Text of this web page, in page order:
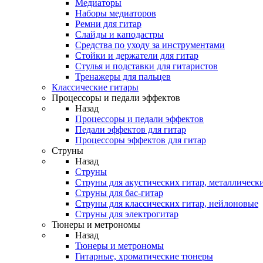
Медиаторы
Наборы медиаторов
Ремни для гитар
Слайды и каподастры
Средства по уходу за инструментами
Стойки и держатели для гитар
Стулья и подставки для гитаристов
Тренажеры для пальцев
Классические гитары
Процессоры и педали эффектов
Назад
Процессоры и педали эффектов
Педали эффектов для гитар
Процессоры эффектов для гитар
Струны
Назад
Струны
Струны для акустических гитар,
Струны для бас-гитар
Струны для классических гитар, нейлоновые
Струны для электрогитар
Тюнеры и метрономы
Назад
Тюнеры и метрономы
Гитарные, хроматические тюнеры